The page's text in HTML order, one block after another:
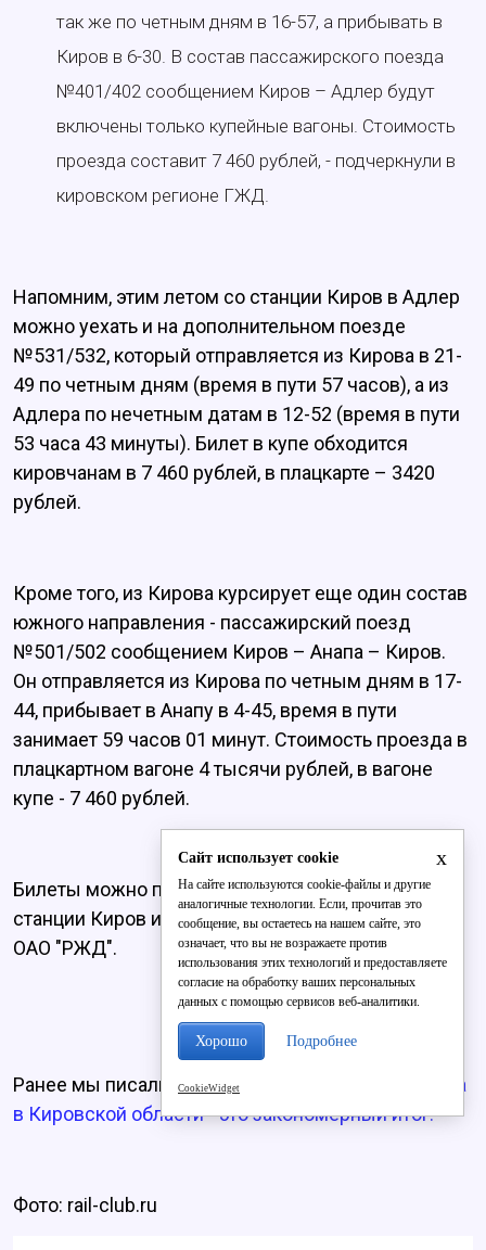
так же по четным дням в 16-57, а прибывать в
Киров в 6-30. В состав пассажирского поезда
№401/402 сообщением Киров – Адлер будут
включены только купейные вагоны. Стоимость
проезда составит 7 460 рублей, - подчеркнули в
кировском регионе ГЖД.
Напомним, этим летом со станции Киров в Адлер
можно уехать и на дополнительном поезде
№531/532, который отправляется из Кирова в 21-
49 по четным дням (время в пути 57 часов), а из
Адлера по нечетным датам в 12-52 (время в пути
53 часа 43 минуты). Билет в купе обходится
кировчанам в 7 460 рублей, в плацкарте – 3420
рублей.
Кроме того, из Кирова курсирует еще один состав
южного направления - пассажирский поезд
№501/502 сообщением Киров – Анапа – Киров.
Он отправляется из Кирова по четным дням в 17-
44, прибывает в Анапу в 4-45, время в пути
занимает 59 часов 01 минут. Стоимость проезда в
плацкартном вагоне 4 тысячи рублей, в вагоне
купе - 7 460 рублей.
Билеты можно приобрести в кассах вокзала
станции Киров или через сеть Интернет на сайте
ОАО "РЖД".
Ранее мы писали о том, что
подорожание бензина
в Кировской области - это закономерный итог.
Фото: rail-club.ru
x
Сайт использует cookie
На сайте используются cookie-файлы и другие
аналогичные технологии. Если, прочитав это
сообщение, вы остаетесь на нашем сайте, это
означает, что вы не возражаете против
использования этих технологий и предоставляете
согласие на обработку ваших персональных
данных с помощью сервисов веб-аналитики.
Хорошо Подробнее
CookieWidget